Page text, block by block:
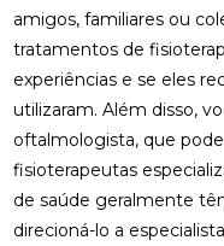
amigos, familiares ou
tratamentos de
experiências e se eles
utilizaram. Além disso,
oftalmologista, que
fisioterapeutas
de saúde geralmente
direcioná-lo a
TRATAMENTOS
FISIOTERAPIA PARA LABIRINTO: COMO O
TRATAMENTO PODE
BEM-ESTAR
FISIOTERAPIA PARA LABIRINTO: COMO O
TRATAMENTO PODE